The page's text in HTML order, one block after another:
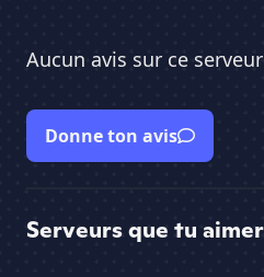
Aucun avis sur ce
Donne ton avis
Serveurs que tu